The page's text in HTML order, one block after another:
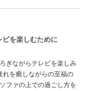
ビを楽しむために
ぎながらテレビを楽しみ
れを癒しながらの至福の
ファの上での過ごし方を